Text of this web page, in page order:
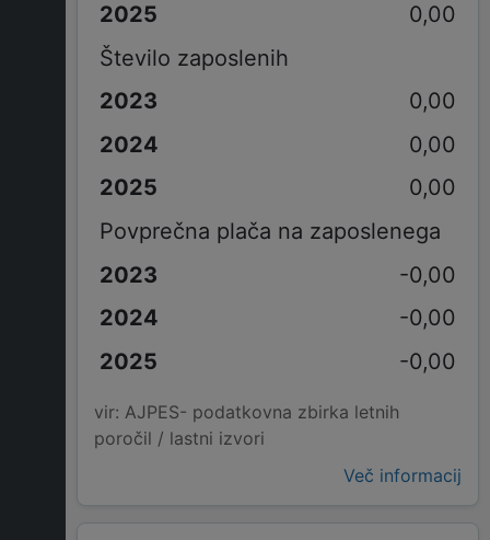
0,00
Število zaposlenih
0,00
0,00
0,00
Povprečna plača na zaposlenega
-0,00
-0,00
-0,00
vir: AJPES- podatkovna zbirka letnih
poročil / lastni izvori
Več informacij